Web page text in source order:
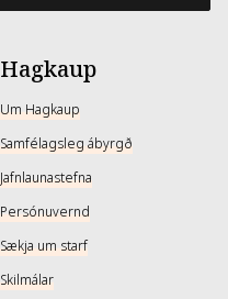
Hagkaup
Um Hagkaup
Samfélagsleg ábyrgð
Jafnlaunastefna
Persónuvernd
Sækja um starf
Skilmálar